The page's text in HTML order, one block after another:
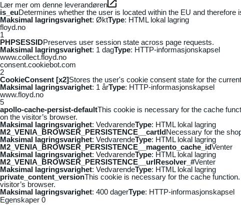
Lær mer om denne leverandøren
is_euDetermines whether the user is located within the EU and
Maksimal lagringsvarighet: ØktType: HTML lokal lagring
floyd.no
1
PHPSESSIDPreserves user session state across page requests.
Maksimal lagringsvarighet: 1 dagType: HTTP-informasjonskapsel
www.collect.floyd.no
consent.cookiebot.com
2
CookieConsent [x2]Stores the user's cookie consent state for the
Maksimal lagringsvarighet: 1 årType: HTTP-informasjonskapsel
www.floyd.no
5
apollo-cache-persist-defaultThis cookie is necessary for the cache
on the visitor’s browser.
Maksimal lagringsvarighet: VedvarendeType: HTML lokal lagring
M2_VENIA_BROWSER_PERSISTENCE__cartIdNecessary for the
Maksimal lagringsvarighet: VedvarendeType: HTML lokal lagring
M2_VENIA_BROWSER_PERSISTENCE__magento_cache_idVenter
Maksimal lagringsvarighet: VedvarendeType: HTML lokal lagring
M2_VENIA_BROWSER_PERSISTENCE__urlResolver_#Venter
Maksimal lagringsvarighet: VedvarendeType: HTML lokal lagring
private_content_versionThis cookie is necessary for the cache
visitor’s browser.
Maksimal lagringsvarighet: 400 dagerType: HTTP-informasjonskapsel
Egenskaper 0